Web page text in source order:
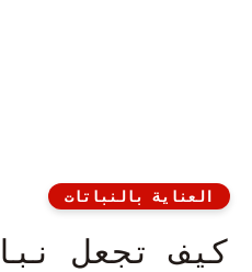
العناية بالنباتات
كيف تجعل